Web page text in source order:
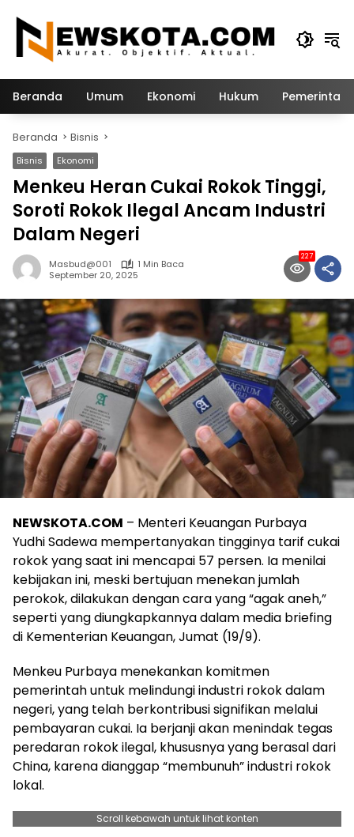
konten
Beranda Umum Ekonomi Hukum
Beranda Bisnis
Bisnis Ekonomi
Menkeu Heran Cukai Rokok Tinggi,
Soroti Rokok Ilegal Ancam Industri
Dalam Negeri
Masbud@001
1 Min Baca
September 20, 2025
227
NEWSKOTA.COM – Menteri Keuangan Purbaya
Yudhi Sadewa mempertanyakan tingginya tarif cukai
rokok yang saat ini mencapai 57 persen. Ia menilai
kebijakan ini, meski bertujuan menekan jumlah
perokok, dilakukan dengan cara yang “agak aneh,”
seperti yang diungkapkannya dalam media briefing
di Kementerian Keuangan, Jumat (19/9).
Menkeu Purbaya menekankan komitmen
pemerintah untuk melindungi industri rokok dalam
negeri, yang telah berkontribusi signifikan melalui
pembayaran cukai. Ia berjanji akan menindak tegas
peredaran rokok ilegal, khususnya yang berasal dari
China, karena dianggap “membunuh” industri rokok
lokal.
Scroll kebawah untuk lihat konten